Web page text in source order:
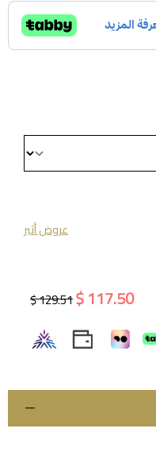
عروض أثير
117.50 $
129.51 $